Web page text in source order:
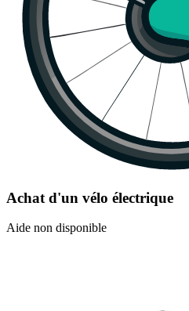
Achat d'un vélo électrique
Aide non disponible